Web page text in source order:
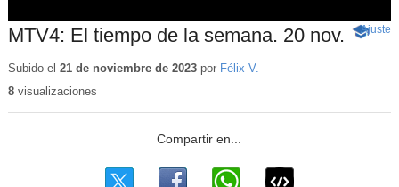
MTV4: El tiempo de la semana. 20 nov.
- Ajuste
Subido el 21 de noviembre de 2023por Félix V.
8visualizaciones